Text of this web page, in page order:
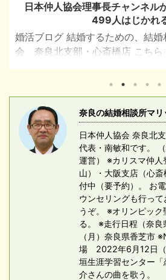
日本仲人協会理事長チャンネル
499人はじかれ
婚活ブログ 結婚するための、結
会 奈良北支部・心斎橋店 こちら
知れません。 日本仲人協会 （理
立派な履歴の人、 ・有名大学卒
弁護士‥ ・年収:1,000万以上 ・タ
戸建ての家 上記の人は、会員数
でいいです。 自分の理想の女性を
手もそのような男性ならOKして
にも履歴の良い人が選べるから。
奈良の結婚相談所マ
日本仲人協会 奈良北
代表・南敏和です。
運営） ※カリスマ仲
山）・大阪支店（心
付中（要予約）。 お
ウンセリングも行っ
うぞ。 ※オリンピッ
る。 ※走行日程（奈
（月）奈良県香芝市
場 2022年6月12日
垣生涯学習センター
介さんの曲を歌う。